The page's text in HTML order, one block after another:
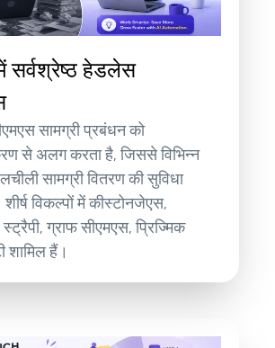
सर्वश्रेष्ठ हेडलेस
सामग्री प्रबंधन को
से अलग करता है, जिससे विभिन्न
सामग्री वितरण की सुविधा
विकल्पों में कीस्टोनजेएस,
ग्राफ सीएमएस, प्रिज्मिक
शामिल हैं।